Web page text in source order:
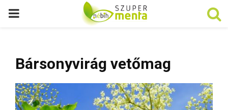
P
M
Bársonyvirág vetőmag